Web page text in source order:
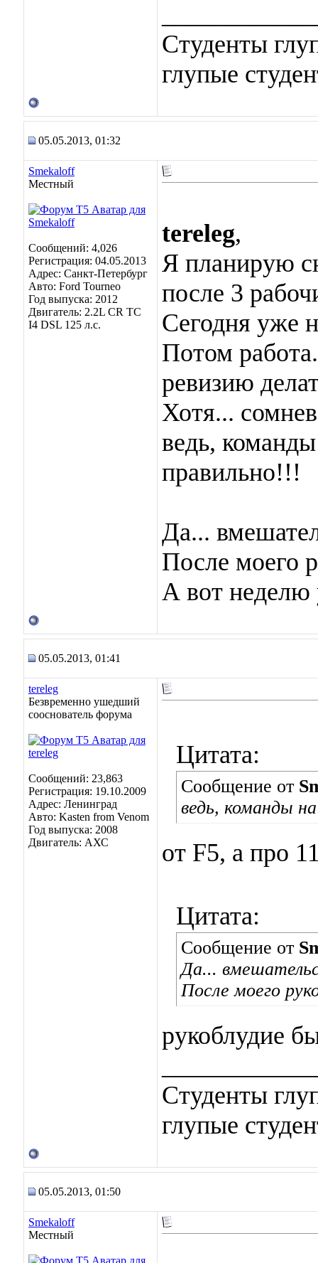
Студенты
глупые
05.05.2013, 01:32
Smekaloff
Местный
Сообщений: 4,026
Регистрация: 04.05.2013
Адрес: Санкт-Петербург
Авто: Ford Tourneo
Год выпуска: 2012
Двигатель: 2.2L CR TC
I4 DSL 125 л.с.
tereleg,
Я планирую
после 3
Сегодня уже
Потом
ревизию
Хотя...
ведь,
правильно!!!
Да...
После моего
А вот неделю
05.05.2013, 01:41
tereleg
Безвременно ушедший
сооснователь форума
Сообщений: 23,863
Регистрация: 19.10.2009
Адрес: Ленинград
Авто: Kasten from Venom
Год выпуска: 2008
Двигатель: АХС
Цитата:
Сообщение от
ведь, команды
от F5, а про
Цитата:
Сообщение от
Да...
После моего
рукоблудие
Студенты
глупые
05.05.2013, 01:50
Smekaloff
Местный